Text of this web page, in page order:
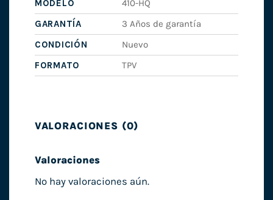
MODELO
410-HQ
GARANTÍA
3 Años de garantía
CONDICIÓN
Nuevo
FORMATO
TPV
VALORACIONES (0)
Valoraciones
No hay valoraciones aún.